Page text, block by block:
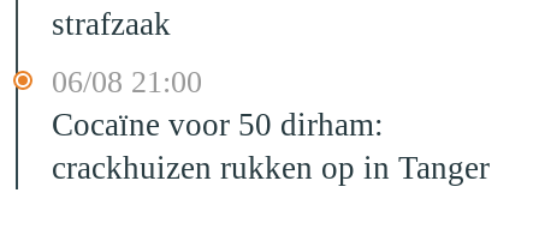
strafzaak
06/08 21:00
Cocaïne voor 50 dirham:
crackhuizen rukken op in Tanger